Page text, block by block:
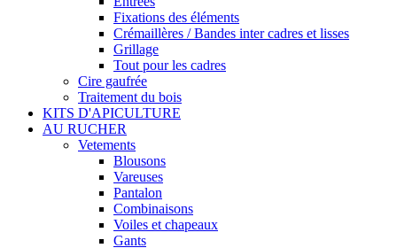
Fixations des éléments
Crémaillères / Bandes inter cadres et lisses
Grillage
Tout pour les cadres
Cire gaufrée
Traitement du bois
KITS D'APICULTURE
AU RUCHER
Vetements
Blousons
Vareuses
Pantalon
Combinaisons
Voiles et chapeaux
Gants